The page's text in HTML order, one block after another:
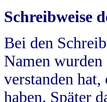
Schreibweise
Bei den
Namen
verstanden hat,
haben. Später